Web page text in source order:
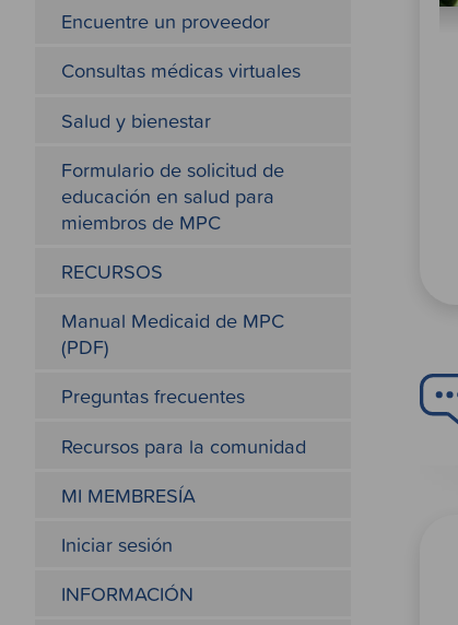
Encuentre un proveedor
Consultas médicas virtuales
Salud y bienestar
Formulario de solicitud de
educación en salud para
miembros de MPC
RECURSOS
Manual Medicaid de MPC
(PDF)
Preguntas frecuentes
Recursos para la comunidad
MI MEMBRESÍA
Iniciar sesión
INFORMACIÓN